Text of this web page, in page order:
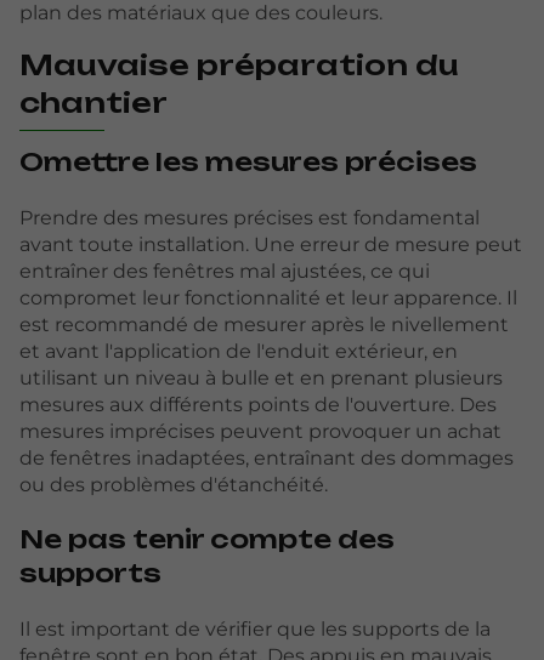
plan des matériaux que des couleurs.
Mauvaise préparation du
chantier
Omettre les mesures précises
Prendre des mesures précises est fondamental
avant toute installation. Une erreur de mesure peut
entraîner des fenêtres mal ajustées, ce qui
compromet leur fonctionnalité et leur apparence. Il
est recommandé de mesurer après le nivellement
et avant l'application de l'enduit extérieur, en
utilisant un niveau à bulle et en prenant plusieurs
mesures aux différents points de l'ouverture. Des
mesures imprécises peuvent provoquer un achat
de fenêtres inadaptées, entraînant des dommages
ou des problèmes d'étanchéité.
Ne pas tenir compte des
supports
Il est important de vérifier que les supports de la